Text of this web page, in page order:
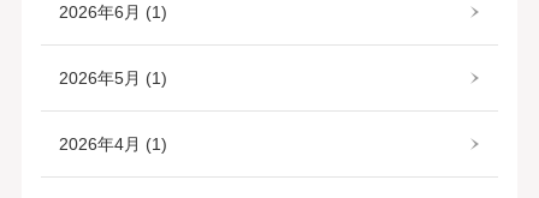
2026年6月 (1)
2026年5月 (1)
2026年4月 (1)